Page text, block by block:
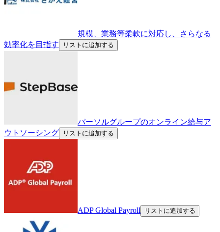
規模、業務等柔軟に対応し、さらなる
効率化を目指す
リストに追加する
パーソルグループのオンライン給与ア
ウトソーシング
リストに追加する
ADP Global Payroll リストに追加する